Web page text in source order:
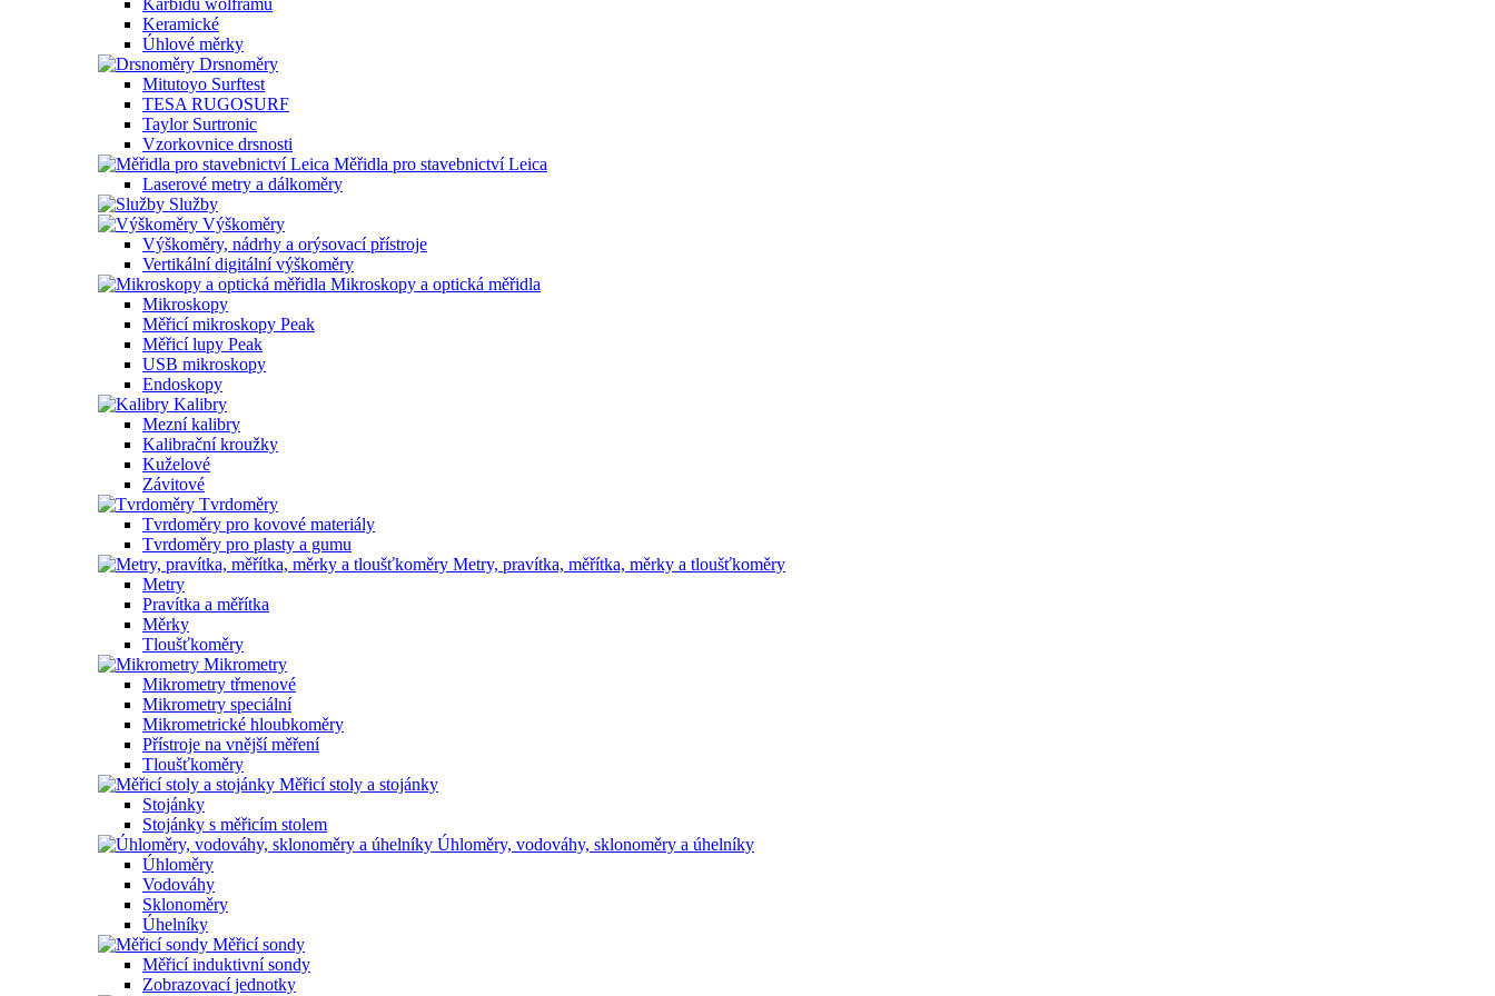
Karbidu wolframu
Keramické
Úhlové měrky
Drsnoměry
Mitutoyo Surftest
TESA RUGOSURF
Taylor Surtronic
Vzorkovnice drsnosti
Měřidla pro stavebnictví Leica
Laserové metry a dálkoměry
Služby
Výškoměry
Výškoměry, nádrhy a orýsovací přístroje
Vertikální digitální výškoměry
Mikroskopy a optická měřidla
Mikroskopy
Měřicí mikroskopy Peak
Měřicí lupy Peak
USB mikroskopy
Endoskopy
Kalibry
Mezní kalibry
Kalibrační kroužky
Kuželové
Závitové
Tvrdoměry
Tvrdoměry pro kovové materiály
Tvrdoměry pro plasty a gumu
Metry, pravítka, měřítka, měrky a tloušťkoměry
Metry
Pravítka a měřítka
Měrky
Tloušťkoměry
Mikrometry
Mikrometry třmenové
Mikrometry speciální
Mikrometrické hloubkoměry
Přístroje na vnější měření
Tloušťkoměry
Měřicí stoly a stojánky
Stojánky
Stojánky s měřicím stolem
Úhloměry, vodováhy, sklonoměry a úhelníky
Úhloměry
Vodováhy
Sklonoměry
Úhelníky
Měřicí sondy
Měřicí induktivní sondy
Zobrazovací jednotky